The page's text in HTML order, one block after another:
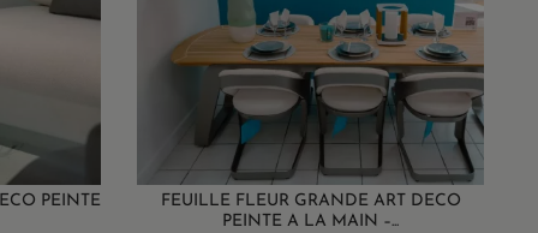
PEINTE
FEUILLE FLEUR GRANDE ART DECO
PEINTE A LA MAIN –...